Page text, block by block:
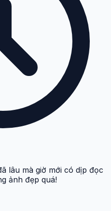
lâu mà giờ mới có dịp đọc
ảnh đẹp quá!